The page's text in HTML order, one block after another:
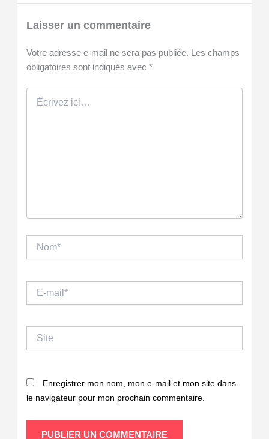
Laisser un commentaire
Votre adresse e-mail ne sera pas publiée.
Les champs
obligatoires sont indiqués avec *
Écrivez
ici…
Nom*
mail*
Site
Enregistrer mon nom, mon e-mail et mon site dans
le navigateur pour mon prochain commentaire.